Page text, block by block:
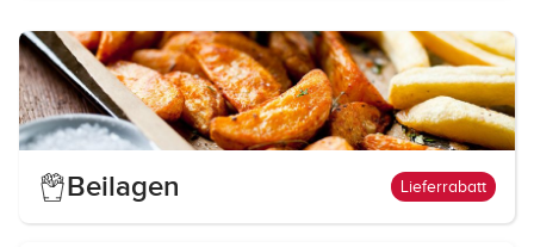
Beilagen Lieferrabatt